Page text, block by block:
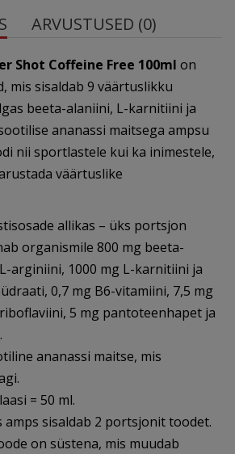
ARVUSTUSED (0)
Shot Coffeine Free 100ml on
mis sisaldab 9 väärtuslikku
beeta-alaniini, L-karnitiini ja
ananassi maitsega ampsu
nii sportlastele kui ka inimestele,
väärtuslike
allikas – üks portsjon
organismile 800 mg beeta-
arginiini, 1000 mg L-karnitiini ja
0,7 mg B6-vitamiini, 7,5 mg
5 mg pantoteenhapet ja
ananassi maitse, mis
= 50 ml.
sisaldab 2 portsjonit toodet.
on süstena, mis muudab